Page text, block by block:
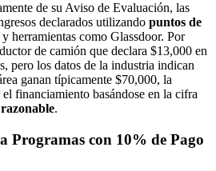
de su Aviso de Evaluación, las
declarados utilizando puntos de
y herramientas como Glassdoor. Por
de camión que declara $13,000 en
pero los datos de la industria indican
ganan típicamente $70,000, la
financiamiento basándose en la cifra
razonable.
Programas con 10% de Pago